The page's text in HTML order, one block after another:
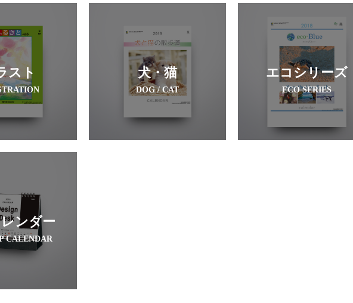
スト 犬・猫
DOG / CAT
エコシリーズ
ECO SERIES
ンダー
CALENDAR